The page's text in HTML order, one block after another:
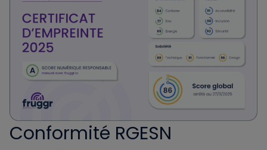
Conformité RGESN